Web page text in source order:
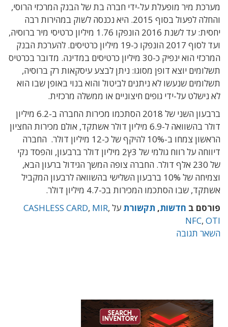
מערכת מיר מופעלת על-ידי חברה בת של הבנק המרכזי הרוסי,
והחלה לפעול בסוף 2015. היא נכנסה לשוק במהירות רבה
יחסית: עד לשנת 2016 הונפקו 1.76 מיליון כרטיסי מיר ברוסיה,
ועד לסוף 2017 הונפקו כ-19 מיליון כרטיסים. להערכת הבנק
המרכזי הוא ינפיק כ-30 מיליון כרטיסים במדינה. מדובר בכרטיס
תשלומים יוצא דופן מסוגו: ניתן לבצע עיסקאות רק ברוסיה,
תשלומים שנעשו לא ניתנים לביטול והוא בנוי באופן שבו הוא
לא נישלט על-ידי גופים חיצוניים או ממשלה מרכזית.
ברבעון השני של 2018 הסתכמו מכירות החברה ב-6.2 מיליון
דולר בהשוואה ל-6.9 מיליון דולר אשתקד, אולם מכירות החציון
הראשון צמחו ב-10% להיקף של כ-12 מיליון דולר. החברה
דיווחה על רווח גולמי של 3ץ2 מיליון דולר ברבעון, והפסד נקי
של 230 אלף דולר. החברה צופה המשך הגידול ברעון הבא,
וצמיחה של 10% ברבעון השלישי בהשוואה לרבעון המקביל
אשתקד, שבו הסתכמו המכירות בכ-4.7 מיליון דולר.
פורסם ב חדשות, תקשורת על CASHLESS CARD, MIR,
NFC, OTI
השאר תגובה